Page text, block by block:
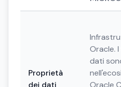
Proprietà
dei dati
Oracle.
dati
Oracle